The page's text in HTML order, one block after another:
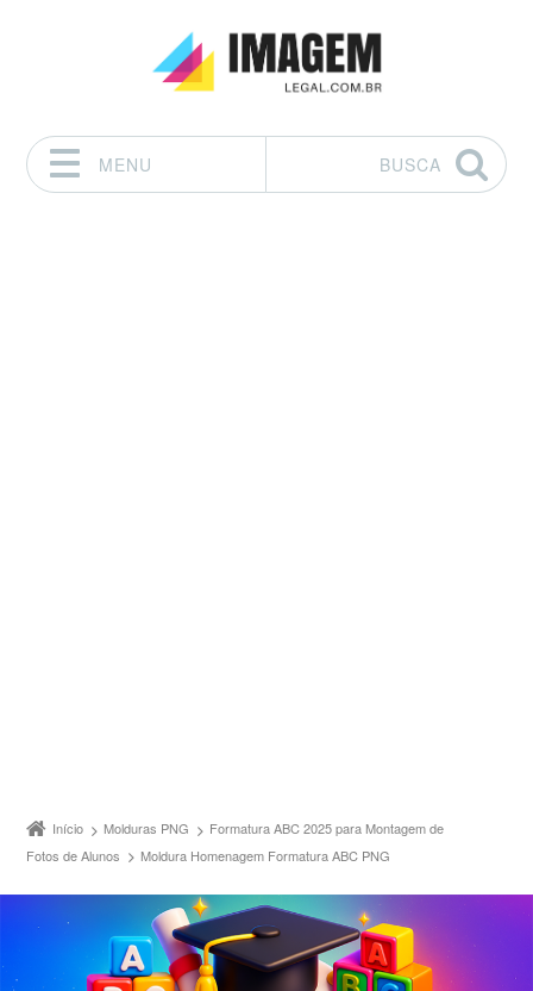
MENU
BUSCA
Início Molduras PNG
Formatura ABC 2025 para Montagem de
Fotos de Alunos
Moldura Homenagem Formatura ABC PNG